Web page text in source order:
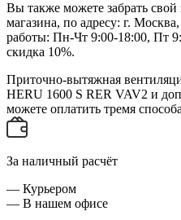
Вы также можете забрать свой
магазина, по адресу: г.
работы: Пн-Чт 9:00-18:00, Пт
скидка 10%.
Приточно-вытяжная
HERU 1600 S RER VAV2 и
можете оплатить тремя
За наличный расчёт
— Курьером
— В нашем офисе